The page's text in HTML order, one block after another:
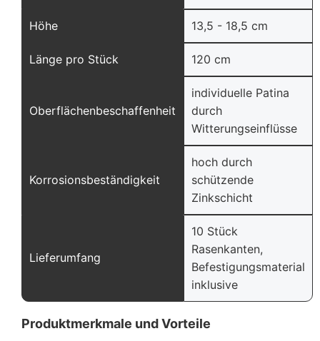
Höhe 13,5 - 18,5 cm
Länge pro Stück 120 cm
Oberflächenbeschaffenheit
individuelle Patina
durch
Witterungseinflüsse
Korrosionsbeständigkeit
hoch durch
schützende
Zinkschicht
Lieferumfang
10 Stück
Rasenkanten,
Befestigungsmaterial
inklusive
Produktmerkmale und Vorteile